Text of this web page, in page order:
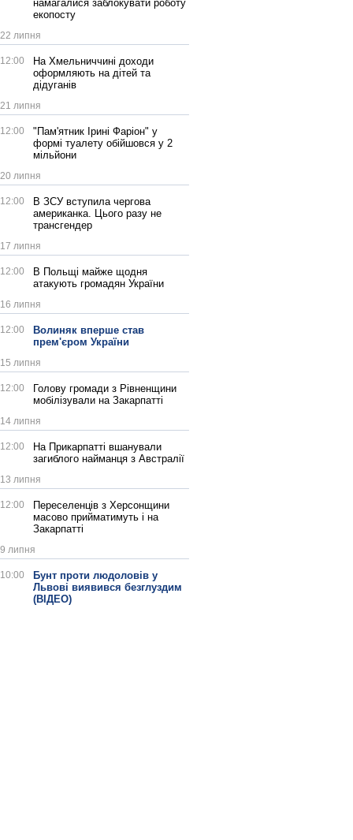
намагалися заблокувати роботу
екопосту
22 липня
12:00
На Хмельниччині доходи
оформляють на дітей та
дідуганів
21 липня
12:00
"Пам'ятник Ірині Фаріон" у
формі туалету обійшовся у 2
мільйони
20 липня
12:00
В ЗСУ вступила чергова
американка. Цього разу не
трансгендер
17 липня
12:00
В Польщі майже щодня
атакують громадян України
16 липня
12:00
Волиняк вперше став
прем'єром України
15 липня
12:00
Голову громади з Рівненщини
мобілізували на Закарпатті
14 липня
12:00
На Прикарпатті вшанували
загиблого найманця з Австралії
13 липня
12:00
Переселенців з Херсонщини
масово прийматимуть і на
Закарпатті
9 липня
10:00
Бунт проти людоловів у
Львові виявився безглуздим
(ВІДЕО)